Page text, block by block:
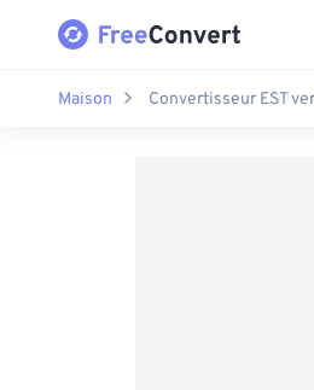
Maison Convertisseur EST